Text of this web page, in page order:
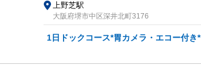
上野芝駅
大阪府堺市中区深井北町3176
1日ドックコース*胃カメラ・エコー付き*